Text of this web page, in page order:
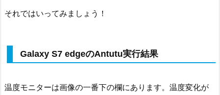
それではいってみましょう！
Galaxy S7 edgeのAntutu実行結果
温度モニターは画像の一番下の欄にあります。温度変化が